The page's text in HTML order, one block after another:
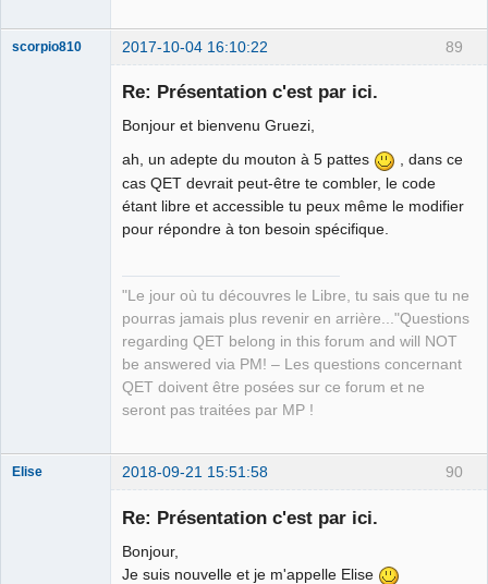
89
scorpio810 2017-10-04 16:10:22
Re: Présentation c'est par ici.
Bonjour et bienvenu Gruezi,
ah, un adepte du mouton à 5 pattes
, dans ce
cas QET devrait peut-être te combler, le code
étant libre et accessible tu peux même le modifier
pour répondre à ton besoin spécifique.
"Le jour où tu découvres le Libre, tu sais que tu ne
pourras jamais plus revenir en arrière..."Questions
regarding QET belong in this forum and will NOT
be answered via PM! – Les questions concernant
QET doivent être posées sur ce forum et ne
seront pas traitées par MP !
90
Elise 2018-09-21 15:51:58
Re: Présentation c'est par ici.
Bonjour,
Je suis nouvelle et je m'appelle Elise